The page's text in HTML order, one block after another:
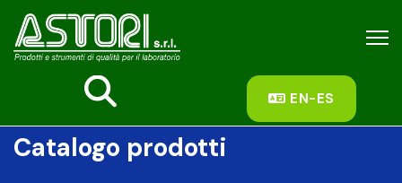
fa-
search
EN-ES
Catalogo prodotti